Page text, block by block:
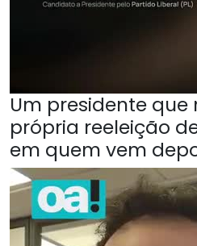
Um presidente
própria reeleição
em quem vem